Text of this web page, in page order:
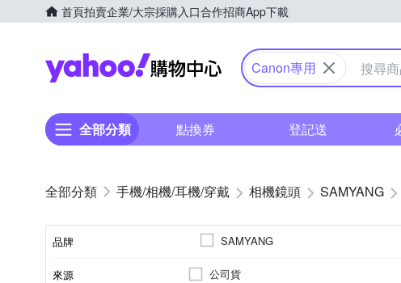
首頁拍賣企業/大宗採購入口合作招商App下載
Yahoo購物中心
Canon專用
全部分類 點換券 登記送
手機/相機/耳機/穿戴 相機鏡頭 SAMYANG
品牌 SAMYANG
來源 公司貨